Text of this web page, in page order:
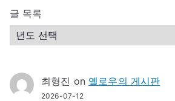
글 목록
최형진 on 옐로우의 게시판
2026-07-12